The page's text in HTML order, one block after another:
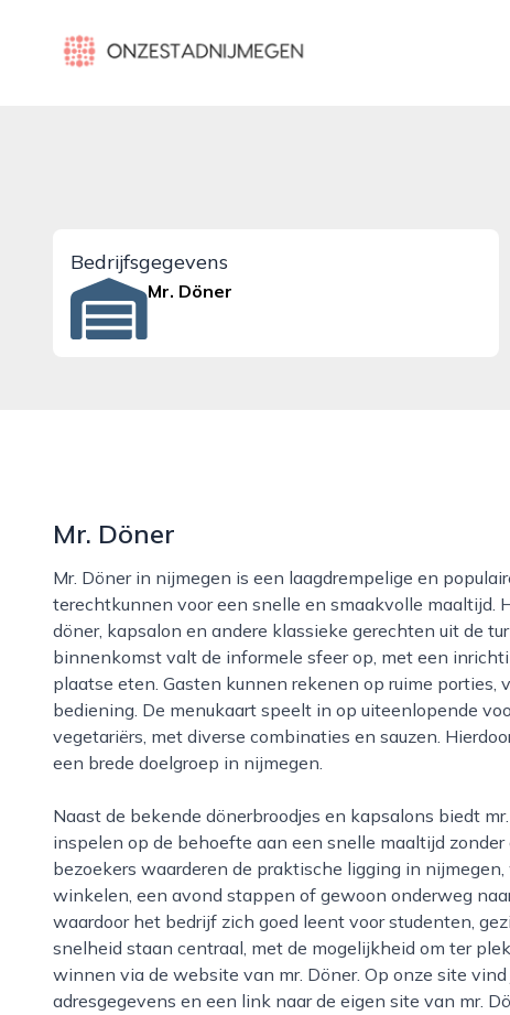
onzestadnijmegen.nl
Bedrijfsgegevens
Mr. Döner
Mr. Döner
Mr. Döner in nijmegen is een laagdrempelige en populaire eetgelegenheid waar bezoekers
terechtkunnen voor een snelle en smaakvolle maaltijd.
döner, kapsalon en andere klassieke gerechten uit de
binnenkomst valt de informele sfeer op, met een
plaatse eten. Gasten kunnen rekenen op ruime
bediening. De menukaart speelt in op uiteenlopende
vegetariërs, met diverse combinaties en sauzen.
een brede doelgroep in nijmegen.
Naast de bekende dönerbroodjes en kapsalons biedt mr. Döner ook schotels, pizza’s en snacks die
inspelen op de behoefte aan een snelle maaltijd zonder
bezoekers waarderen de praktische ligging in
winkelen, een avond stappen of gewoon onderweg
waardoor het bedrijf zich goed leent voor studenten,
snelheid staan centraal, met de mogelijkheid om ter
winnen via de website van mr. Döner. Op onze site
adresgegevens en een link naar de eigen site van mr.